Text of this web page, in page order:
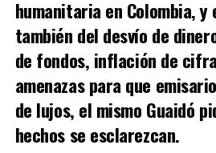
humanitaria en Colombia, y
también del desvío de
de fondos, inflación de
amenazas para que
de lujos, el mismo Guaidó
hechos se esclarezcan.